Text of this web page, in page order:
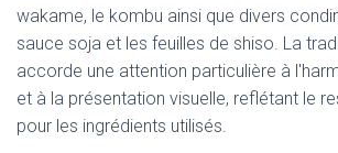
wakame, le kombu ainsi que divers
sauce soja et les feuilles de shiso. La
accorde une attention particulière à
et à la présentation visuelle, reflétant le
pour les ingrédients utilisés.